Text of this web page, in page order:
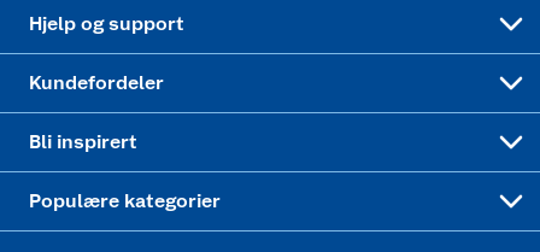
Hjelp og support
Kundefordeler
Bli inspirert
Populære kategorier